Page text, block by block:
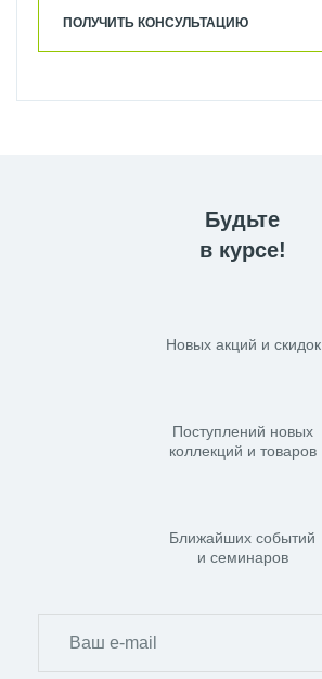
ПОЛУЧИТЬ КОНСУЛЬТАЦИЮ
Будьте
в курсе!
Новых акций и скидок
Поступлений новых
коллекций и товаров
Ближайших событий
и семинаров